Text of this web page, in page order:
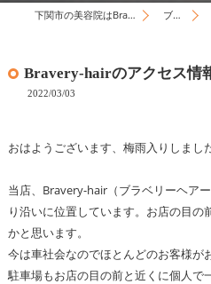
下関市の美容院はBravery-hair ブログ
Bravery-hairのアクセス情
2022/03/03
おはようございます、梅雨入りしまし
当店、Bravery-hair（ブラベリーヘア
り沿いに位置しています。お店の目
かと思います。
今は車社会なのでほとんどのお客様が
駐車場もお店の目の前と近くに個人で